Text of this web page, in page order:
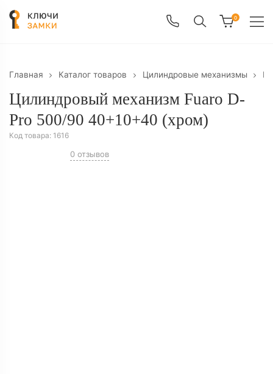
0
Главная Каталог товаров Цилиндровые механизмы
Цилиндровый механизм Fuaro D-
Pro 500/90 40+10+40 (хром)
Код товара: 1616
0 отзывов